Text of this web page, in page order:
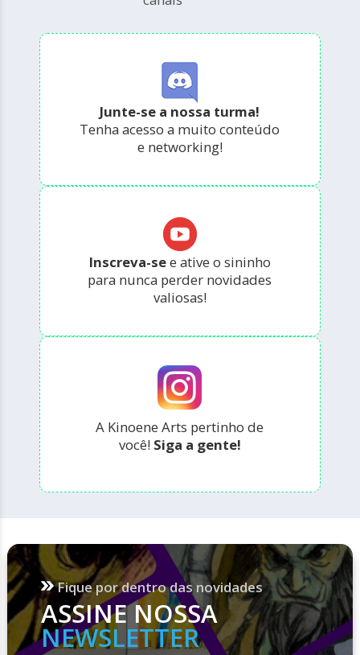
Junte-se a nossa turma!
Tenha acesso a muito conteúdo
e networking!
Inscreva-see ative o sininho
para nunca perder novidades
valiosas!
A Kinoene Arts pertinho de
você! Siga a gente!
Fique por dentro das novidades
ASSINE NOSSA
NEWSLETTER